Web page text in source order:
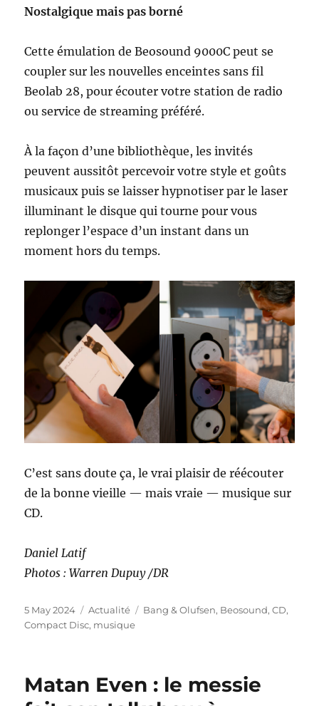
Nostalgique mais pas borné
Cette émulation de Beosound 9000C peut se
coupler sur les nouvelles enceintes sans fil
Beolab 28, pour écouter votre station de radio
ou service de streaming préféré.
À la façon d’une bibliothèque, les invités
peuvent aussitôt percevoir votre style et goûts
musicaux puis se laisser hypnotiser par le laser
illuminant le disque qui tourne pour vous
replonger l’espace d’un instant dans un
moment hors du temps.
C’est sans doute ça, le vrai plaisir de réécouter
de la bonne vieille — mais vraie — musique sur
CD.
Daniel Latif
Photos : Warren Dupuy /DR
Posted
on
5 May 2024 Categories
Actualité Tags
Bang & Olufsen, Beosound,CD,
Compact Disc, musique
Matan Even : le messie